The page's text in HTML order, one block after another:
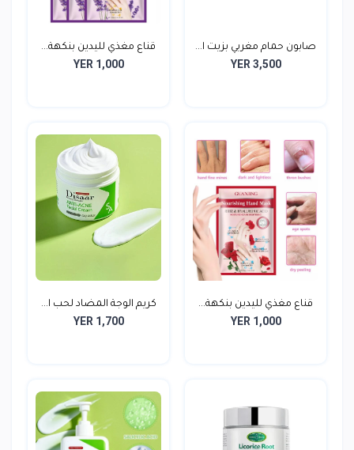
صابون حمام مغربي بزيت ا...
YER 3,500
قناع مغذي لليدين بنكهة...
YER 1,000
قناع مغذي لليدين بنكهة...
YER 1,000
كريم الوجة المضاد لحب ا...
YER 1,700